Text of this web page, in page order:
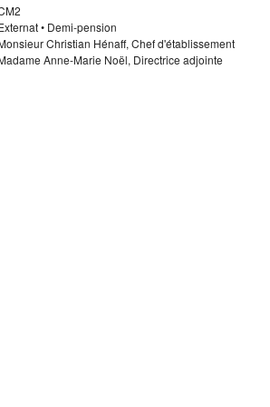
• Demi-pension
Christian Hénaff, Chef d'établissement
Anne-Marie Noël, Directrice adjointe